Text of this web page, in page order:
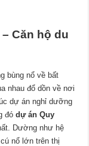
Căn hộ du
bùng nổ về bất
nhau đổ dồn về nơi
dự án nghỉ dưỡng
đódự án Quy
Dường như hệ
nổ lớn trên thị